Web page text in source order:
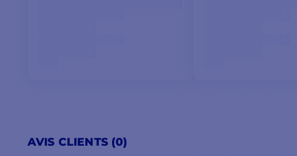
AVIS CLIENTS (0)